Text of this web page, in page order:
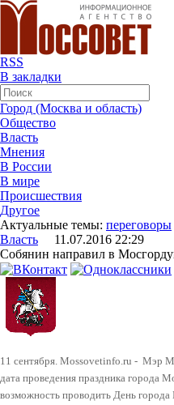
RSS
В закладки
Город (Москва и область)
Общество
Власть
Мнения
В России
В мире
Происшествия
Другое
Актуальные темы: переговоры
Власть 11.07.2016 22:29
Собянин направил в
11 сентября. Mossovetinfo.ru - Мэр
дата проведения праздника города
возможность проводить День города